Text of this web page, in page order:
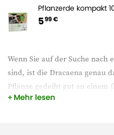
Wenn Sie auf der Suche
sind, ist die Dracaena genau
Pflanze gedeiht gut an einem
Außerdem braucht die
Mehr lesen
Pflanzerde kompakt
599 €